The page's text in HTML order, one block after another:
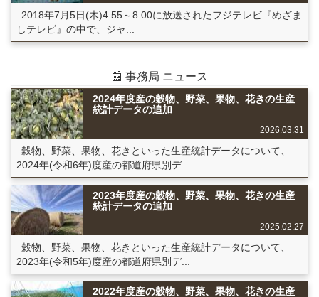
2018年7月5日(木)4:55～8:00に放送されたフジテレビ『めざま
しテレビ』の中で、ジャ...
📰 事務局 ニュース
2024年度産の穀物、野菜、果物、花きの生産
統計データの追加
2026.03.31
穀物、野菜、果物、花きといった生産統計データについて、
2024年(令和6年)度産の都道府県別デ...
2023年度産の穀物、野菜、果物、花きの生産
統計データの追加
2025.02.27
穀物、野菜、果物、花きといった生産統計データについて、
2023年(令和5年)度産の都道府県別デ...
2022年度産の穀物、野菜、果物、花きの生産